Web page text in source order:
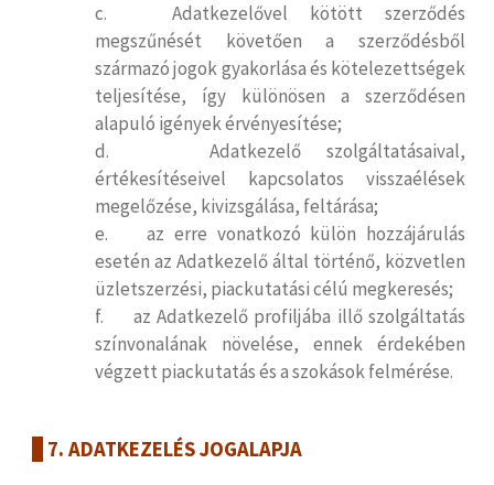
c. Adatkezelővel kötött szerződés
megszűnését követően a szerződésből
származó jogok gyakorlása és kötelezettségek
teljesítése, így különösen a szerződésen
alapuló igények érvényesítése;
d. Adatkezelő szolgáltatásaival,
értékesítéseivel kapcsolatos visszaélések
megelőzése, kivizsgálása, feltárása;
e. az erre vonatkozó külön hozzájárulás
esetén az Adatkezelő által történő, közvetlen
üzletszerzési, piackutatási célú megkeresés;
f. az Adatkezelő profiljába illő szolgáltatás
színvonalának növelése, ennek érdekében
végzett piackutatás és a szokások felmérése.
7. ADATKEZELÉS JOGALAPJA